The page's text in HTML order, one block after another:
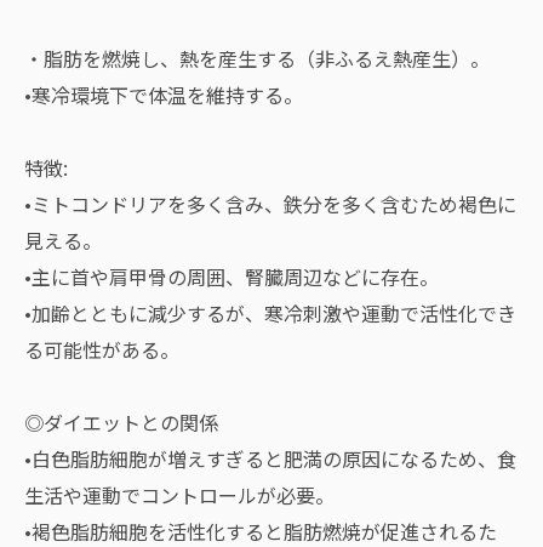
・脂肪を燃焼し、熱を産生する（非ふるえ熱産生）。
•寒冷環境下で体温を維持する。
特徴:
•ミトコンドリアを多く含み、鉄分を多く含むため褐色に
見える。
•主に首や肩甲骨の周囲、腎臓周辺などに存在。
•加齢とともに減少するが、寒冷刺激や運動で活性化でき
る可能性がある。
◎ダイエットとの関係
•白色脂肪細胞が増えすぎると肥満の原因になるため、食
生活や運動でコントロールが必要。
•褐色脂肪細胞を活性化すると脂肪燃焼が促進されるた